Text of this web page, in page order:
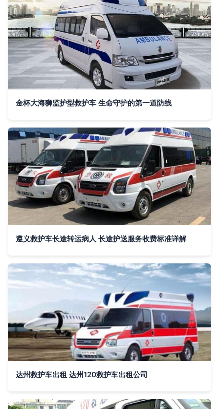
金杯大海狮监护型救护车 生命守护的第一道防线
遵义救护车长途转运病人 长途护送服务收费标准详解
达州救护车出租 达州120救护车出租公司